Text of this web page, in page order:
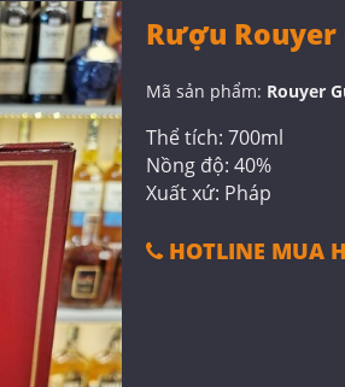
Rượu Rouyer
Mã sản phẩm: Rouyer
Thể tích: 700ml
Nồng độ: 40%
Xuất xứ: Pháp
HOTLINE MUA